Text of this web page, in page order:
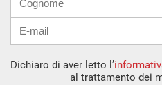
Dichiaro di aver letto l’
al trattamento dei